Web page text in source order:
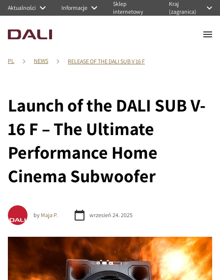
Aktualności Informacje
Sklep
internetowy
Kraj
(zagranica)
PL NEWS RELEASE OF THE DALI SUB V 16 F
Launch of the DALI SUB V-
16 F – The Ultimate
Performance Home
Cinema Subwoofer
by Maja P. wrzesień 24. 2025